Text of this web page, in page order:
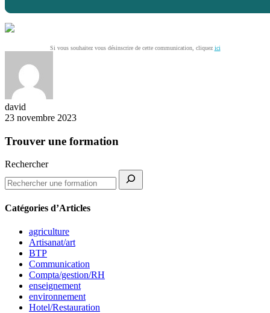
Si vous souhaitez vous désinscrire de cette communication, cliquez ici
david
23 novembre 2023
Trouver une formation
Rechercher
Catégories d’Articles
agriculture
Artisanat/art
BTP
Communication
Compta/gestion/RH
enseignement
environnement
Hotel/Restauration